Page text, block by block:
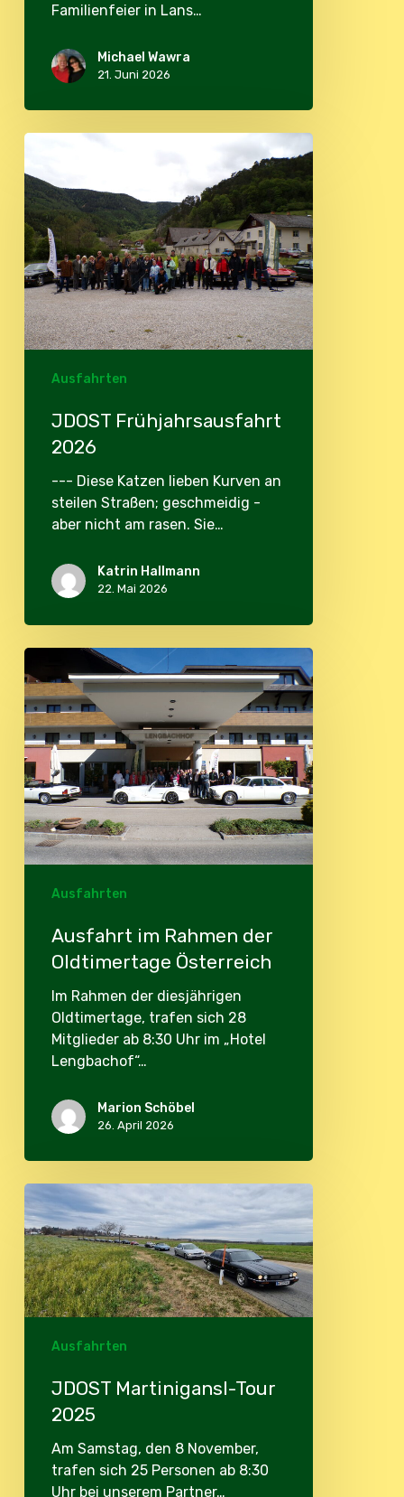
Familienfeier in Lans…
Michael Wawra
21. Juni 2026
2026
Ausfahrten
JDOST Frühjahrsausfahrt
2026
--- Diese Katzen lieben Kurven an
steilen Straßen; geschmeidig -
aber nicht am rasen. Sie…
Katrin Hallmann
22. Mai 2026
Ausfahrt
im
Rahmen
der
Oldtimertage
Österreich
Ausfahrten
Ausfahrt im Rahmen der
Oldtimertage Österreich
Im Rahmen der diesjährigen
Oldtimertage, trafen sich 28
Mitglieder ab 8:30 Uhr im „Hotel
Lengbachof“…
Marion Schöbel
26. April 2026
JDOST
Martinigansl-
Tour
2025
Ausfahrten
JDOST Martinigansl-Tour
2025
Am Samstag, den 8 November,
trafen sich 25 Personen ab 8:30
Uhr bei unserem Partner…